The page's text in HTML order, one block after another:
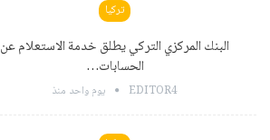
تركيا
البنك المركزي التركي يطلق خدمة الاستعلام عن
الحسابات…
EDITOR4 يوم واحد منذ